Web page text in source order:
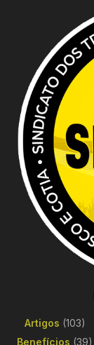
Artigos (103)
Benefícios (39)